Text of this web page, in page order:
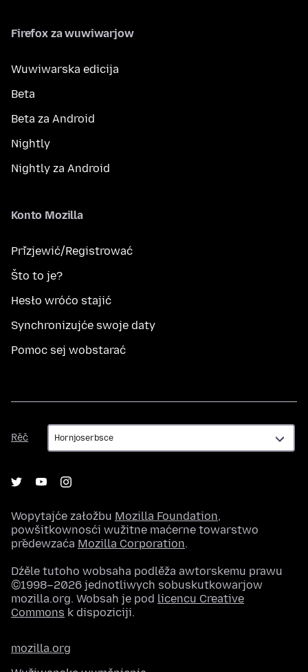
Firefox za wuwiwarjow
Wuwiwarska edicija
Beta
Beta za Android
Nightly
Nightly za Android
Konto Mozilla
Přizjewić/Registrować
Što to je?
Hesło wróćo stajić
Synchronizujće swoje daty
Pomoc sej wobstarać
Rěč
Rěč
Wopytajće załožbu Mozilla Foundation,
powšitkownosći wužitne maćerne towarstwo
předewzaća Mozilla Corporation.
Dźěle tutoho wobsaha podlěža awtorskemu prawu
©1998–2026 jednotliwych sobuskutkowarjow
mozilla.org. Wobsah je pod licencu Creative
Commons k dispoziciji.
mozilla.org